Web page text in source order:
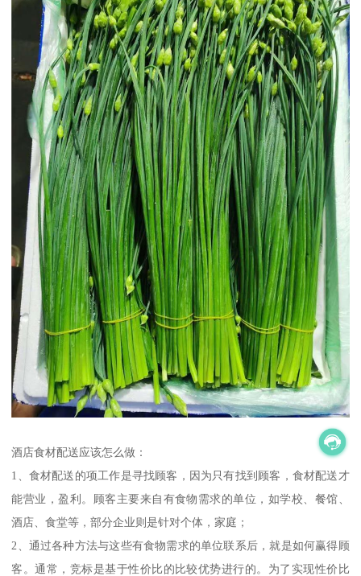
酒店食材配送应该怎么做：
1、食材配送的项工作是寻找顾客，因为只有找到顾客，食材配送才
能营业，盈利。顾客主要来自有食物需求的单位，如学校、餐馆、
酒店、食堂等，部分企业则是针对个体，家庭；
2、通过各种方法与这些有食物需求的单位联系后，就是如何赢得顾
客。通常，竞标是基于性价比的比较优势进行的。为了实现性价比